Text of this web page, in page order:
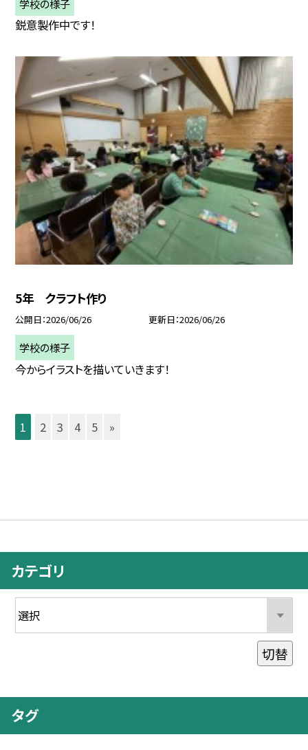
学校の様子
鋭意製作中です！
5年 クラフト作り
公開日 2026/06/26 更新日 2026/06/26
学校の様子
今からイラストを描いていきます！
1 2 3 4 5 »
カテゴリ
切替
タグ